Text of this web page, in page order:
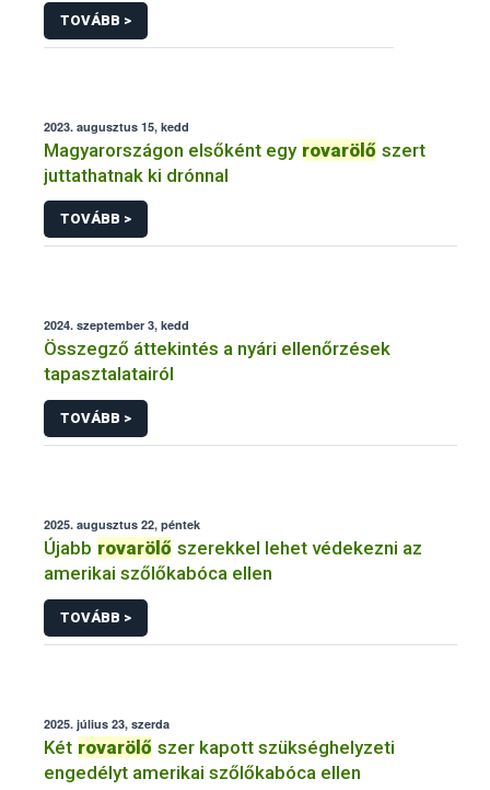
TOVÁBB >
2023. augusztus 15, kedd
Magyarországon elsőként egy rovarölő szert
juttathatnak ki drónnal
TOVÁBB >
2024. szeptember 3, kedd
Összegző áttekintés a nyári ellenőrzések
tapasztalatairól
TOVÁBB >
2025. augusztus 22, péntek
Újabb rovarölő szerekkel lehet védekezni az
amerikai szőlőkabóca ellen
TOVÁBB >
2025. július 23, szerda
Két rovarölő szer kapott szükséghelyzeti
engedélyt amerikai szőlőkabóca ellen